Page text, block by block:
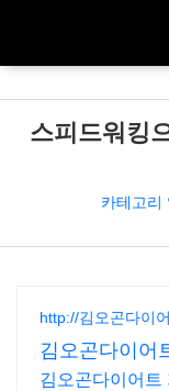
스피드워킹
카테고리
http://김오곤다이
김오곤다이어
김오곤다이어트